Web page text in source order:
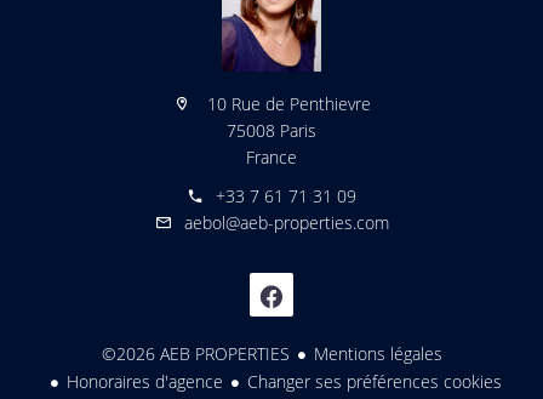
10 Rue de Penthievre
75008 Paris
France
+33 7 61 71 31 09
aebol@aeb-properties.com
©2026 AEB PROPERTIES
Mentions légales
Honoraires d'agence
Changer ses préférences cookies